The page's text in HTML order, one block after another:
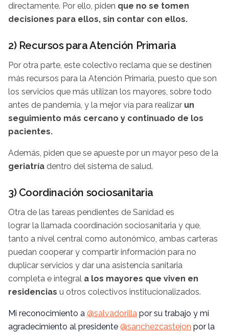
directamente. Por ello, piden que no se tomen
decisiones para ellos, sin contar con ellos.
2) Recursos para Atención Primaria
Por otra parte, este colectivo reclama que se destinen
más recursos para la Atención Primaria, puesto que son
los servicios que más utilizan los mayores, sobre todo
antes de pandemia, y la mejor vía para realizar un
seguimiento más cercano y continuado de los
pacientes.
Además, piden que se apueste por un mayor peso de la
geriatría dentro del sistema de salud.
3) Coordinación sociosanitaria
Otra de las tareas pendientes de Sanidad es
lograr la llamada coordinación sociosanitaria y que,
tanto a nivel central como autonómico, ambas carteras
puedan cooperar y compartir información para no
duplicar servicios y dar una asistencia sanitaria
completa e integral a los mayores que viven en
residencias u otros colectivos institucionalizados.
Mi reconocimiento a @salvadorilla por su trabajo y mi
agradecimiento al presidente @sanchezcastejon por la